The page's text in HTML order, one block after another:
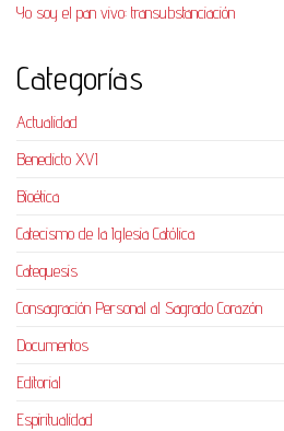
Yo soy el pan vivo: transubstanciación
Categorías
Actualidad
Benedicto XVI
Bioética
Catecismo de la Iglesia Católica
Catequesis
Consagración Personal al Sagrado Corazón
Documentos
Editorial
Espiritualidad